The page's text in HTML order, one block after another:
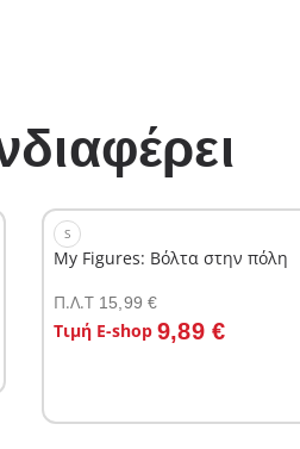
S
My Figures: Βόλτα στην πόλη
Π.Λ.T 15,99 €
Τιμή E-shop 9,89 €
Στο καλάθι